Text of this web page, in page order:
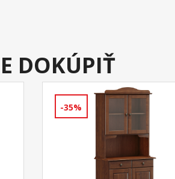
DOKÚPIŤ
-35%